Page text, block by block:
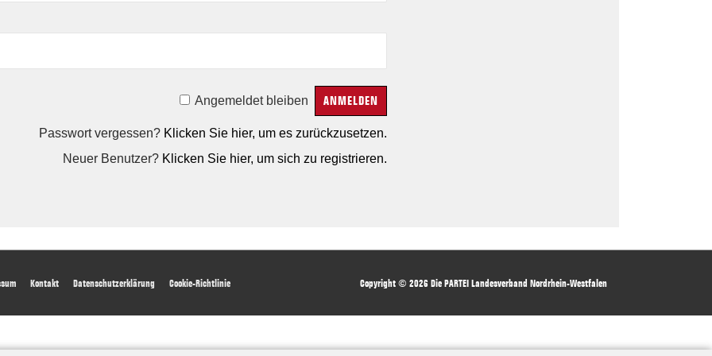
Angemeldet bleiben
Passwort vergessen? Klicken Sie hier, um es zurückzusetzen.
Neuer Benutzer? Klicken Sie hier, um sich zu registrieren.
Kontakt Datenschutzerklärung Cookie-Richtlinie Copyright © 2026Die PARTEI Landesverband Nordrhein-Westfalen